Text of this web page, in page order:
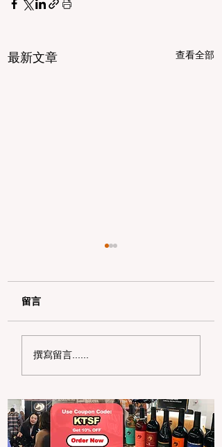
最新文章 查看全部
2026 湾区超市扫货宝
留言
撰寫留言......